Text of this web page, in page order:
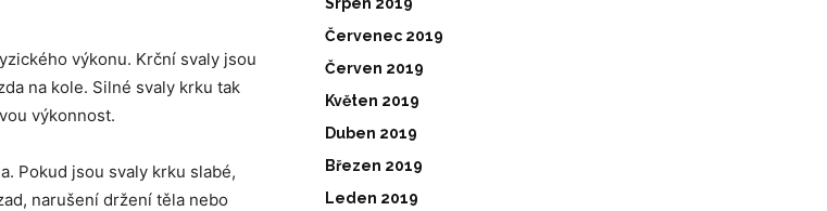
výkonu. Krční svaly jsou
na kole. Silné svaly krku tak
výkonnost.
Pokud jsou svaly krku slabé,
narušení držení těla nebo
Červenec 2019
Červen 2019
Květen 2019
Duben 2019
Březen 2019
Leden 2019